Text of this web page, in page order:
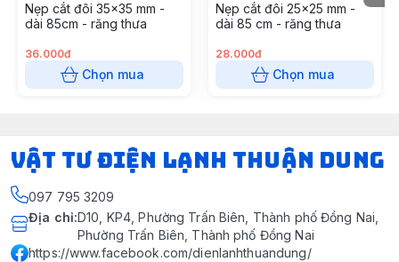
Nẹp cắt đôi 35x35 mm -
dài 85cm - răng thưa
36.000đ
Chọn mua
Nẹp cắt đôi 25x25 mm -
dài 85 cm - răng thưa
28.000đ
Chọn mua
VẬT TƯ ĐIỆN LẠNH THUẬN DUNG
097 795 3209
Địa chỉ:D10, KP4, Phường Trấn Biên, Thành phố Đồng Nai,
Phường Trấn Biên, Thành phố Đồng Nai
https://www.facebook.com/dienlanhthuandung/